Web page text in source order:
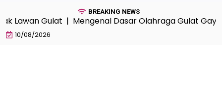
BREAKING NEWS
Gulat |Mengenal Dasar Olahraga Gulat Gaya
10/08/2026